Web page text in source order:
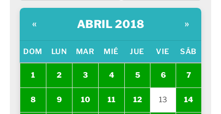
« ABRIL 2018 »
DOM LUN MAR MIÉ JUE VIE SÁB
1 2 3 4 5 6 7
8 9 10 11 12 13 14